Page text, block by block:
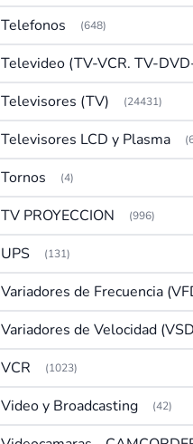
Telefonos (648)
Televisores (TV) (24431)
Televisores LCD y Plasma
Tornos (4)
TV PROYECCION (996)
UPS (131)
Variadores de Frecuencia
Variadores de Velocidad
VCR (1023)
Video y Broadcasting (42)